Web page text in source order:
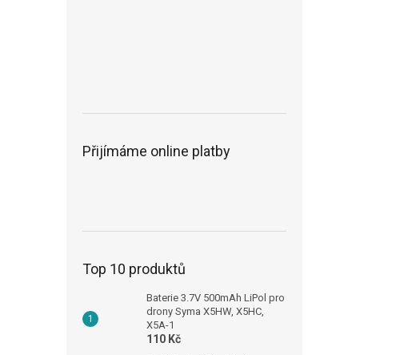
Přijímáme online platby
Top 10 produktů
Baterie 3.7V 500mAh LiPol pro
drony Syma X5HW, X5HC,
X5A-1
110 Kč